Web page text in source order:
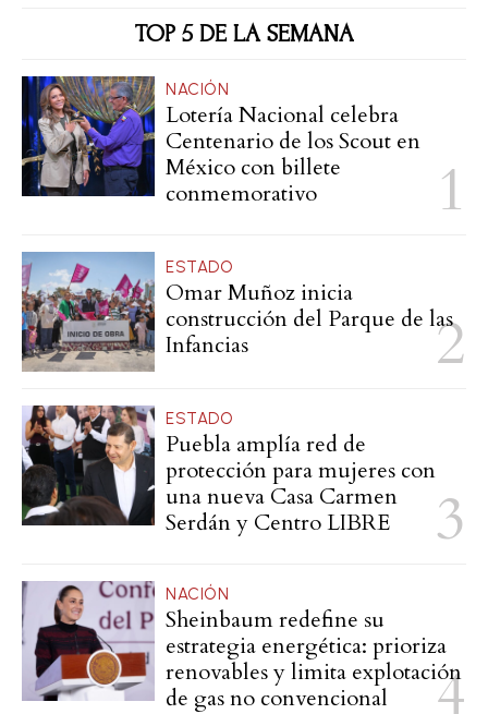
TOP 5 DE LA SEMANA
NACIÓN
Lotería Nacional celebra
Centenario de los Scout en
México con billete
conmemorativo
ESTADO
Omar Muñoz inicia
construcción del Parque de las
Infancias
ESTADO
Puebla amplía red de
protección para mujeres con
una nueva Casa Carmen
Serdán y Centro LIBRE
NACIÓN
Sheinbaum redefine su
estrategia energética: prioriza
renovables y limita explotación
de gas no convencional